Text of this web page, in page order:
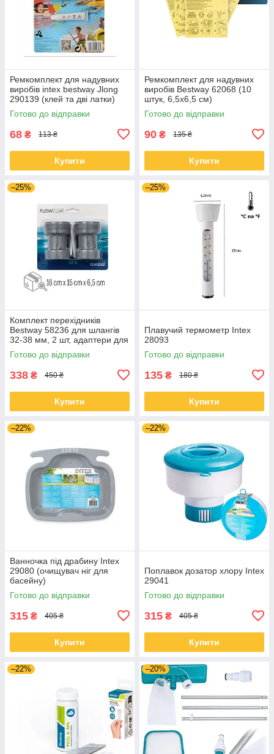
Ремкомплект для надувних
виробів intex bestway Jlong
290139 (клей та дві латки)
Готово до відправки
68 ₴ 113 ₴
Купити
Ремкомплект для надувних
виробів Bestway 62068 (10
штук, 6,5x6,5 см)
Готово до відправки
90 ₴ 135 ₴
Купити
–25%
Комплект перехідників
Bestway 58236 для шлангів
32-38 мм, 2 шт, адаптери для
підключення фільтр-насоса
Готово до відправки
338 ₴ 450 ₴
Купити
–25%
Плавучий термометр Intex
28093
Готово до відправки
135 ₴ 180 ₴
Купити
–22%
Ванночка під драбину Intex
29080 (очищувач ніг для
басейну)
Готово до відправки
315 ₴ 405 ₴
Купити
–22%
Поплавок дозатор хлору Intex
29041
Готово до відправки
315 ₴ 405 ₴
Купити
–22% –20%